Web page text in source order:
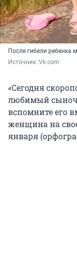
После гибели ребенка
Источник: Vk.com
«Сегодня
любимый
вспомните его
женщина на
января